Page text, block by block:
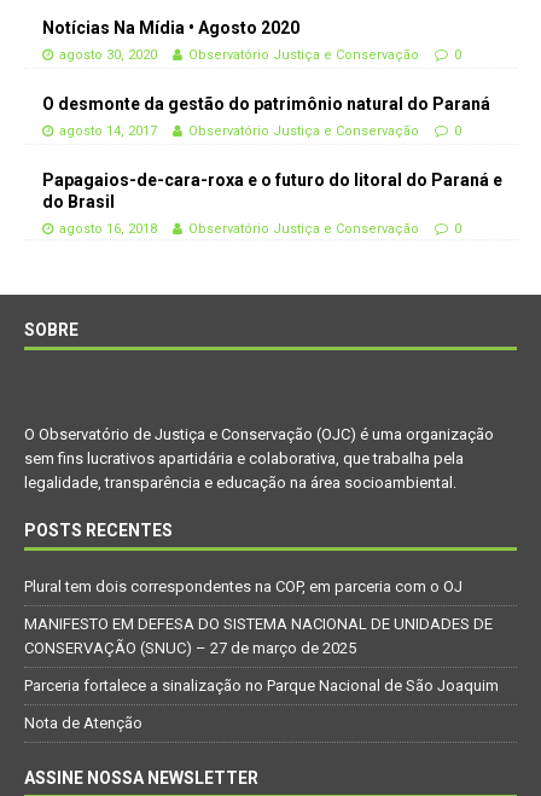
Notícias Na Mídia • Agosto 2020
agosto 30, 2020 Observatório Justiça e Conservação 0
O desmonte da gestão do patrimônio natural do Paraná
agosto 14, 2017 Observatório Justiça e Conservação 0
Papagaios-de-cara-roxa e o futuro do litoral do Paraná e
do Brasil
agosto 16, 2018 Observatório Justiça e Conservação 0
SOBRE
O Observatório de Justiça e Conservação (OJC) é uma organização
sem fins lucrativos apartidária e colaborativa, que trabalha pela
legalidade, transparência e educação na área socioambiental.
POSTS RECENTES
Plural tem dois correspondentes na COP, em parceria com o OJ
MANIFESTO EM DEFESA DO SISTEMA NACIONAL DE UNIDADES DE
CONSERVAÇÃO (SNUC) – 27 de março de 2025
Parceria fortalece a sinalização no Parque Nacional de São Joaquim
Nota de Atenção
ASSINE NOSSA NEWSLETTER